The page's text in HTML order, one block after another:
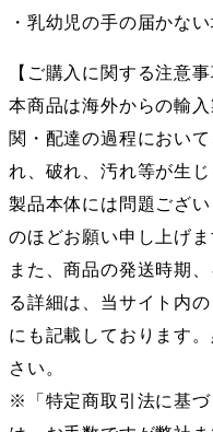
・乳幼児の手の届かな
【ご購入に関する注意事
本商品は海外からの輸
関・配達の過程におい
れ、破れ、汚れ等が生じ
製品本体には問題ござ
のほどお願い申し上げま
また、商品の発送時期
る詳細は、当サイト内
にも記載しております
さい。
※「特定商取引法に基